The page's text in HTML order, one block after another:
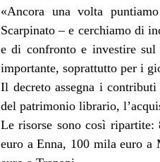
«Ancora una volta
Scarpinato – e cerchiamo di
e di confronto e investire
importante, soprattutto per i
Il decreto assegna i
del patrimonio librario,
Le risorse sono così
euro a Enna, 100 mila euro a